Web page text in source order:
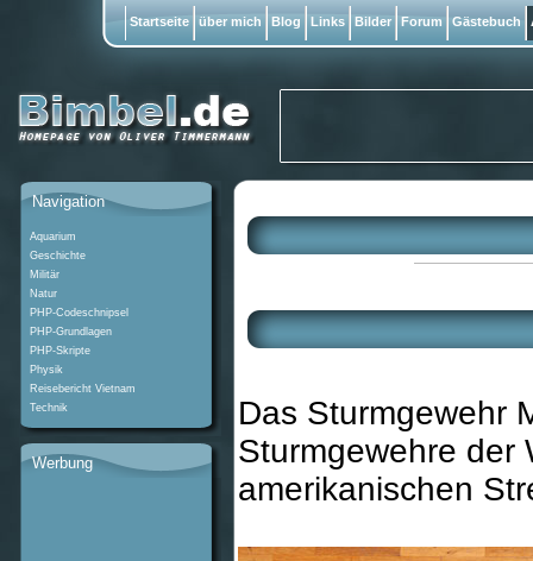
Das Sturmgewehr
Sturmgewehre der
amerikanischen
Navigation
Aquarium
Geschichte
Militär
Natur
PHP-Codeschnipsel
PHP-Grundlagen
PHP-Skripte
Physik
Reisebericht Vietnam
Technik
Werbung
Startseite über mich Blog Links Bilder Forum Gästebuch